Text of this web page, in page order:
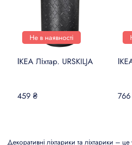
Не в наявності
ІКЕА Ліхтар. URSKILJA
459 ₴
Декоративні ліхтарики та ліхтарики –